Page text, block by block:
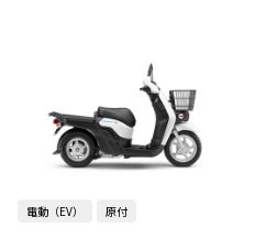
電動（EV） 原付